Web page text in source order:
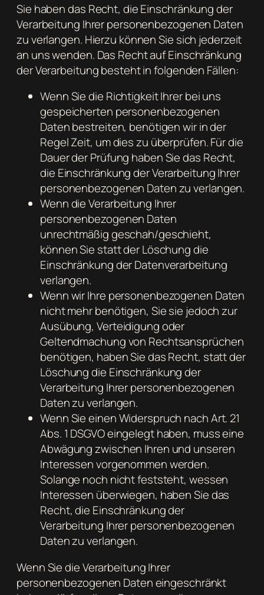
Sie haben das Recht, die Einschränkung der
Verarbeitung Ihrer personenbezogenen Daten
zu verlangen. Hierzu können Sie sich jederzeit
an uns wenden. Das Recht auf Einschränkung
der Verarbeitung besteht in folgenden Fällen:
Wenn Sie die Richtigkeit Ihrer bei uns
gespeicherten personenbezogenen
Daten bestreiten, benötigen wir in der
Regel Zeit, um dies zu überprüfen. Für die
Dauer der Prüfung haben Sie das Recht,
die Einschränkung der Verarbeitung Ihrer
personenbezogenen Daten zu verlangen.
Wenn die Verarbeitung Ihrer
personenbezogenen Daten
unrechtmäßig geschah/geschieht,
können Sie statt der Löschung die
Einschränkung der Datenverarbeitung
verlangen.
Wenn wir Ihre personenbezogenen Daten
nicht mehr benötigen, Sie sie jedoch zur
Ausübung, Verteidigung oder
Geltendmachung von Rechtsansprüchen
benötigen, haben Sie das Recht, statt der
Löschung die Einschränkung der
Verarbeitung Ihrer personenbezogenen
Daten zu verlangen.
Wenn Sie einen Widerspruch nach Art. 21
Abs. 1 DSGVO eingelegt haben, muss eine
Abwägung zwischen Ihren und unseren
Interessen vorgenommen werden.
Solange noch nicht feststeht, wessen
Interessen überwiegen, haben Sie das
Recht, die Einschränkung der
Verarbeitung Ihrer personenbezogenen
Daten zu verlangen.
Wenn Sie die Verarbeitung Ihrer
personenbezogenen Daten eingeschränkt